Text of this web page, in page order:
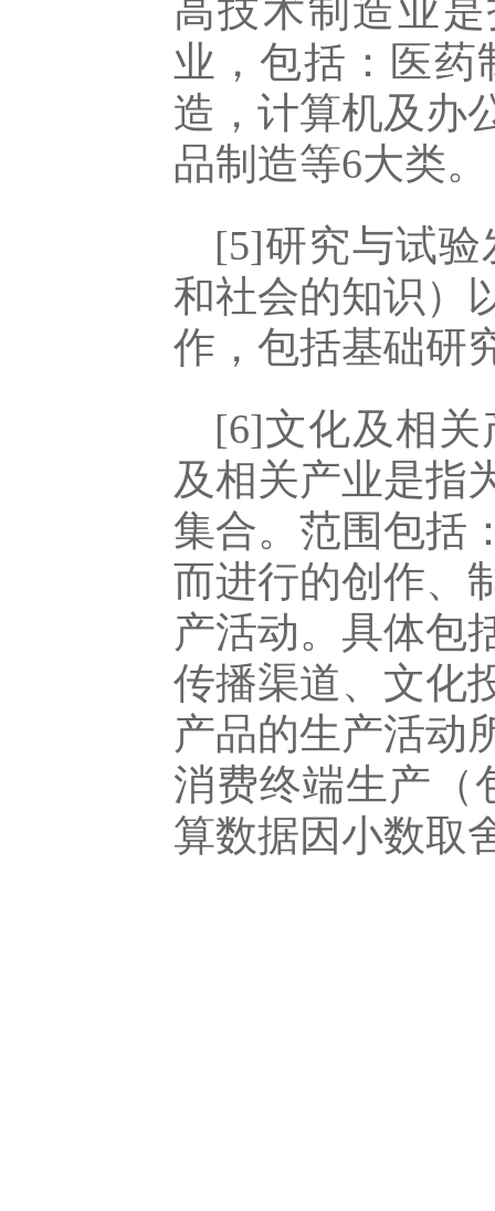
高技术制造业
业，包括：医药
造，计算机及办
品制造等6大类。
[5]研究与试
和社会的知识）
作，包括基础研
[6]文化及相关
及相关产业是指
集合。范围包括
而进行的创作、
产活动。具体包
传播渠道、文化
产品的生产活动
消费终端生产（
算数据因小数取